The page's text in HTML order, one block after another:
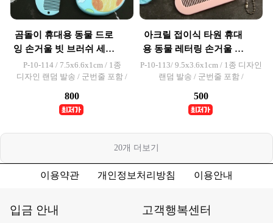
곰돌이 휴대용 동물 드로
잉 손거울 빗 브러쉬 세트
1개입
P-10-114 / 7.5x6.6x1cm / 1종
디자인 랜덤 발송 / 군번줄 포함 /
800
아크릴 접이식 타원 휴대
용 동물 레터링 손거울 빗
브러쉬 세트 1개입
P-10-113/ 9.5x3.6x1cm / 1종 디자인
랜덤 발송 / 군번줄 포함 /
500
20개 더보기
이용약관 개인정보처리방침 이용안내
입금 안내 고객행복센터